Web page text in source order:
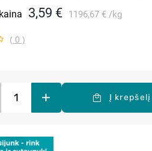
3,59 € 1196,67 € kg
( 0 )
+ Į krepšelį